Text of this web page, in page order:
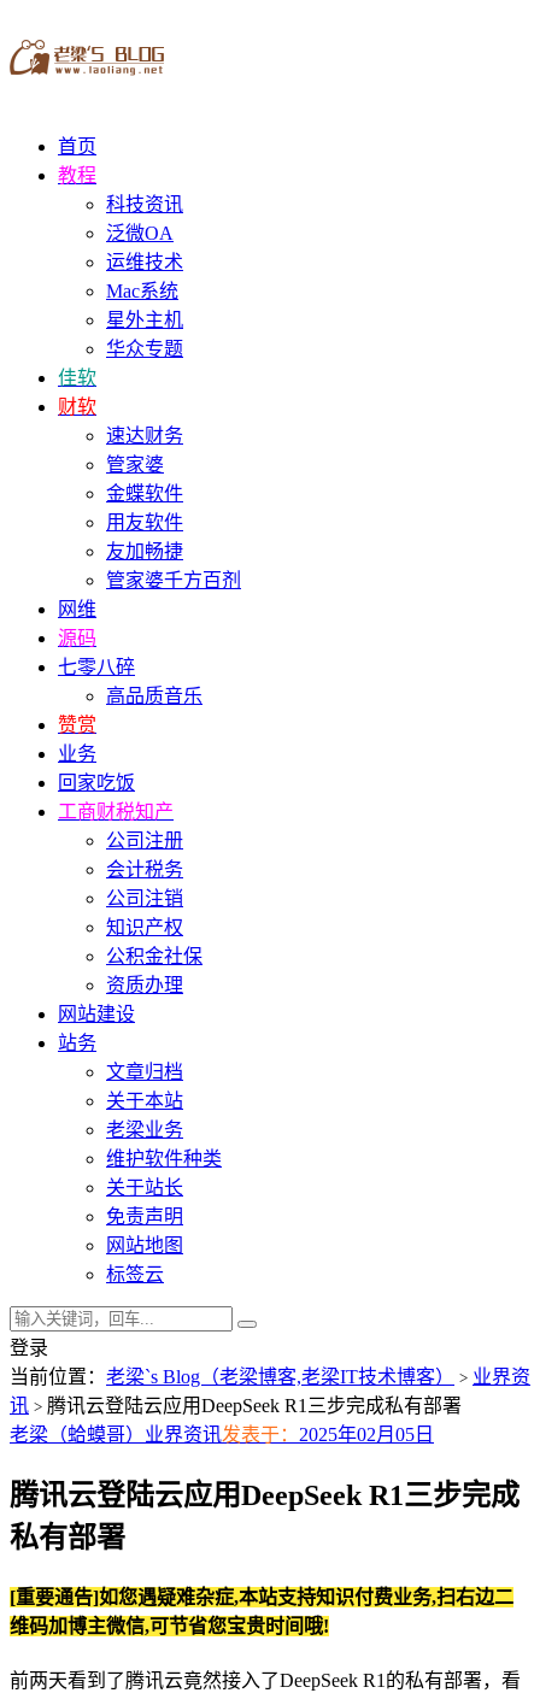
首页
教程
科技资讯
泛微OA
运维技术
Mac系统
星外主机
华众专题
佳软
财软
速达财务
管家婆
金蝶软件
用友软件
友加畅捷
管家婆千方百剂
网维
源码
七零八碎
高品质音乐
赞赏
业务
回家吃饭
工商财税知产
公司注册
会计税务
公司注销
知识产权
公积金社保
资质办理
网站建设
站务
文章归档
关于本站
老梁业务
维护软件种类
关于站长
免责声明
网站地图
标签云
登录
当前位置： 老梁`s Blog（老梁博客,老梁IT技术博客） > 业界资
讯 > 腾讯云登陆云应用DeepSeek R1三步完成私有部署
老梁（蛤蟆哥） 业界资讯发表于： 2025年02月05日
腾讯云登陆云应用DeepSeek R1三步完成
私有部署
[重要通告]如您遇疑难杂症,本站支持知识付费业务,扫右边二
维码加博主微信,可节省您宝贵时间哦!
前两天看到了腾讯云竟然接入了DeepSeek R1的私有部署，看